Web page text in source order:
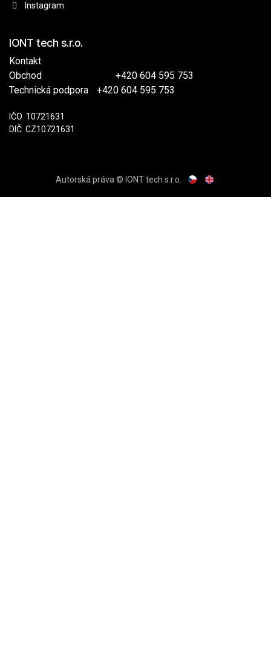
Instagram
IONT tech s.r.o.
Kontakt
Obchod
+420 604 595 753
Technická podpora
​+420 604 595 753
IČO ​​10721631
DIČ ​CZ10721631
Autorská práva © IONT tech s.r.o.